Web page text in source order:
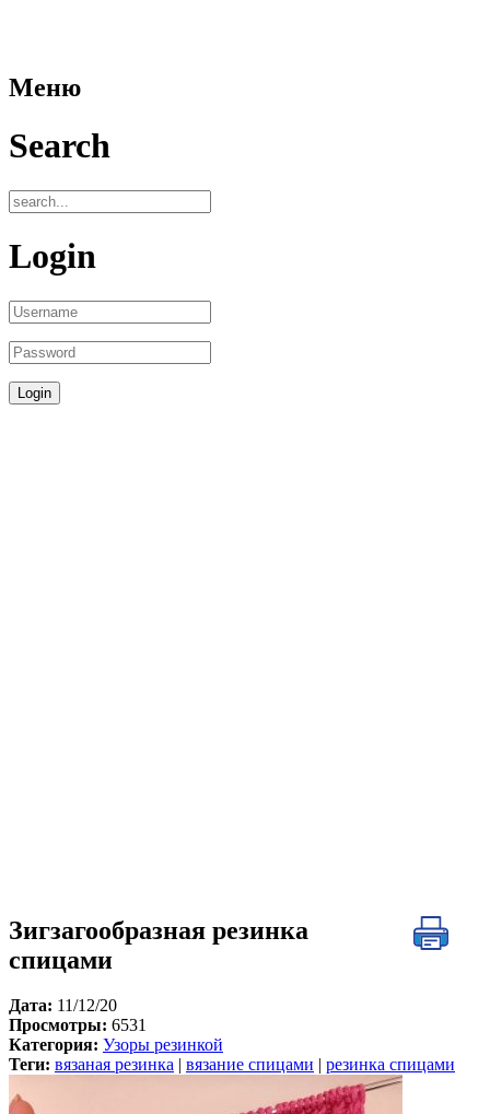
Меню
Search
Login
Зигзагообразная резинка
спицами
Дата: 11/12/20
Просмотры: 6531
Категория: Узоры резинкой
Теги: вязаная резинка вязание спицами резинка спицами